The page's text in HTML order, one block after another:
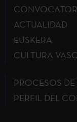
ACTUALIDAD
EUSKERA
CULTURA
PROCESOS
PERFIL DEL